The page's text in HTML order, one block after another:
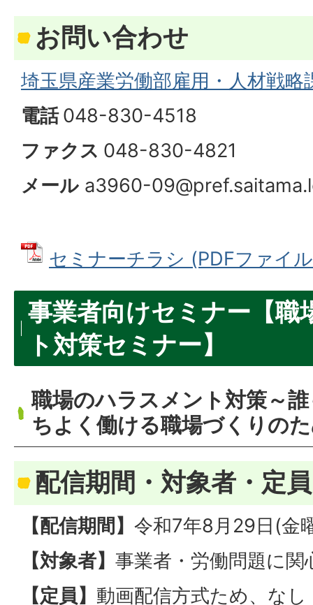
お問い合わせ
埼玉県産業労働部雇用・人材戦略
電話048-830-4518
ファクス 048-830-4821
メール a3960-
セミナーチラシ (PDFファイ
事業者向けセミナー【職
ト対策セミナー】
職場のハラスメント対策～
ちよく働ける職場づくりの
配信期間・対象者・定員
【配信期間】 令和7年8月29日(金
【対象者】 事業者・労働問題に関
【定員】 動画配信方式ため、なし